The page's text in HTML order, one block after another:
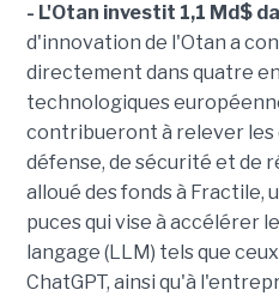
- L'Otan investit 1,1 Md$
d'innovation de l'Otan a
directement dans quatre
technologiques
contribueront à relever les
défense, de sécurité et de
alloué des fonds à Fractile,
puces qui vise à accélérer
langage (LLM) tels que
ChatGPT, ainsi qu'à